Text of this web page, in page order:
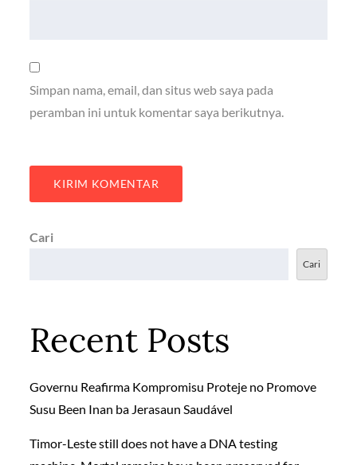
Simpan nama, email, dan situs web saya pada
peramban ini untuk komentar saya berikutnya.
Cari
Cari
Recent Posts
Governu Reafirma Kompromisu Proteje no Promove
Susu Been Inan ba Jerasaun Saudável
Timor-Leste still does not have a DNA testing